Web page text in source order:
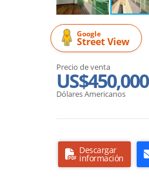
Google
Street View
Precio de venta
US$450,000
Dólares Americanos
Descargar
información